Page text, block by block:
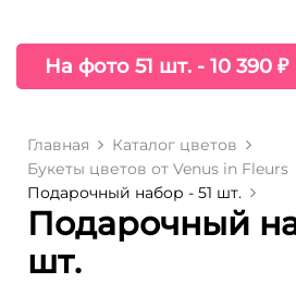
На фото 51 шт. - 10 390 ₽
Главная
Каталог цветов
Букеты цветов от Venus in Fleurs
Подарочный набор - 51 шт.
Подарочный
шт.